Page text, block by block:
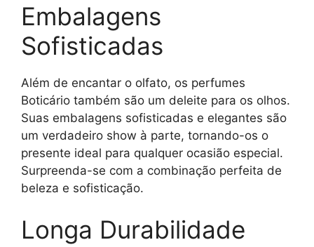
Embalagens
Sofisticadas
Além de encantar o olfato, os perfumes
Boticário também são um deleite para os olhos.
Suas embalagens sofisticadas e elegantes são
um verdadeiro show à parte, tornando-os o
presente ideal para qualquer ocasião especial.
Surpreenda-se com a combinação perfeita de
beleza e sofisticação.
Longa Durabilidade